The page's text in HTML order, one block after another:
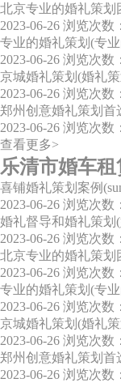
北京专业的婚礼策划
2023-06-26 浏览次数
专业的婚礼策划(专
2023-06-26 浏览次数
京城婚礼策划(婚礼
2023-06-26 浏览次数
郑州创意婚礼策划首
2023-06-26 浏览次数
查看更多>
乐清市婚车租
喜铺婚礼策划案例
2023-06-26 浏览次数
婚礼督导和婚礼策划
2023-06-26 浏览次数
北京专业的婚礼策划
2023-06-26 浏览次数
专业的婚礼策划(专
2023-06-26 浏览次数
京城婚礼策划(婚礼
2023-06-26 浏览次数
郑州创意婚礼策划首
2023-06-26 浏览次数